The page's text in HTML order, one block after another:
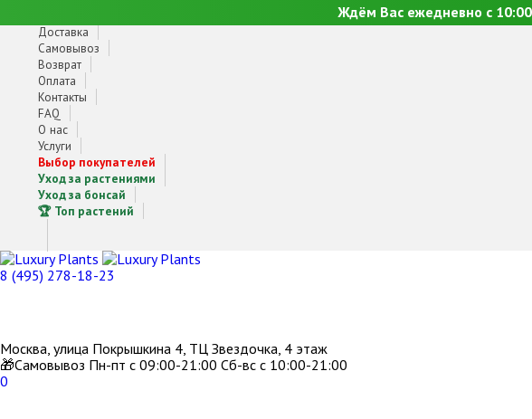
Ждём Вас ежедневно с
Доставка
Самовывоз
Возврат
Оплата
Контакты
FAQ
О нас
Услуги
Выбор покупателей
Уход за растениями
Уход за бонсай
🏆 Топ растений
8 (495) 278-18-23
Москва, улица Покрышкина 4, ТЦ Звездочка, 4 этаж
🎁Самовывоз Пн-пт с 09:00-21:00 Сб-вс с 10:00-21:00
0